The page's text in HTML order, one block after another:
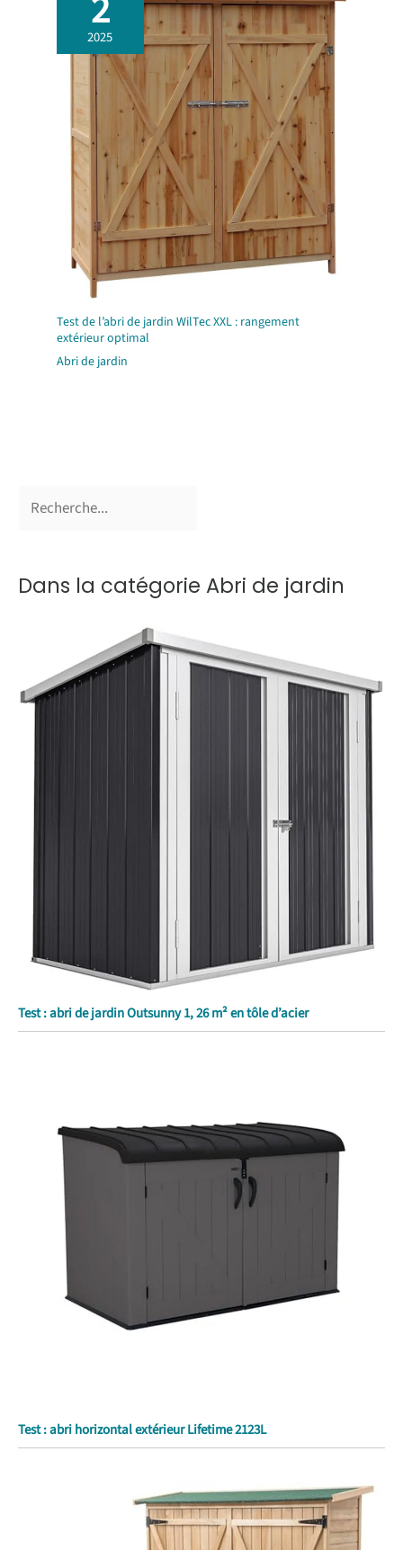
2025
Test de l’abri de jardin WilTec XXL : rangement
extérieur optimal
Abri de jardin
Dans la catégorie Abri de jardin
Test : abri de jardin Outsunny 1, 26 m² en tôle d’acier
Test : abri horizontal extérieur Lifetime 2123L